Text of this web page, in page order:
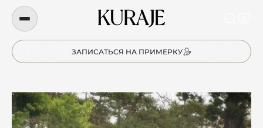
ЗАПИСАТЬСЯ НА ПРИМЕРКУ